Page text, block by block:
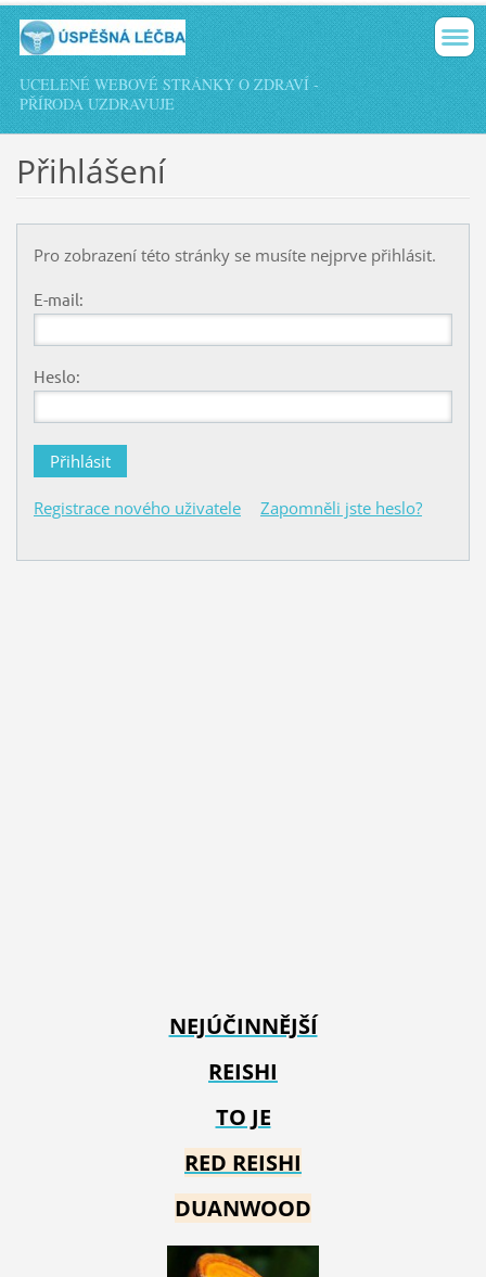
UCELENÉ WEBOVÉ STRÁNKY O ZDRAVÍ -
PŘÍRODA UZDRAVUJE
Přihlášení
Pro zobrazení této stránky se musíte nejprve přihlásit.
E-mail:
Heslo:
Registrace nového uživatele Zapomněli jste heslo?
NEJÚČINNĚJŠÍ
REISHI
TO JE
RED REISHI
DUANWOOD